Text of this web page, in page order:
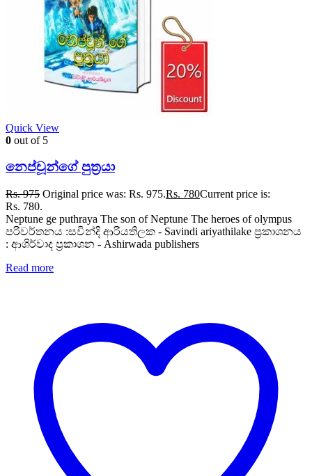
Quick View
0 out of 5
නෙප්චූන්ගේ පුත්‍රයා
Rs.975 Original price was: Rs. 975.Rs. 780Current price is:
Rs. 780.
Neptune ge puthraya The son of Neptune The heroes of olympus
පරිවර්තනය :සවින්දි ආරියතිලක - Savindi ariyathilake ප්‍රකාශනය
: ආශිර්වාද ප්‍රකාශන - Ashirwada publishers
Read more